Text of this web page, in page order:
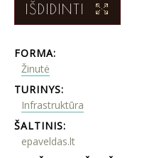
IŠDIDINTI
FORMA:
Žinutė
TURINYS:
Infrastruktūra
ŠALTINIS:
epaveldas.lt